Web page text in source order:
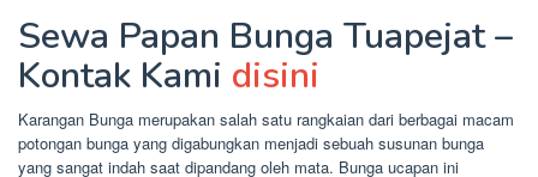
Sewa Papan Bunga Tuapejat –
Kontak Kami disini
Karangan Bunga merupakan salah satu rangkaian dari berbagai macam
potongan bunga yang digabungkan menjadi sebuah susunan bunga
yang sangat indah saat dipandang oleh mata. Bunga ucapan ini